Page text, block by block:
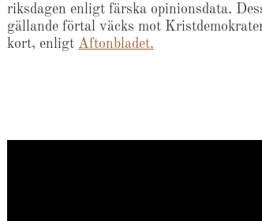
riksdagen enligt färska opinionsdata.
gällande förtal väcks mot
kort, enligt Aftonbladet.